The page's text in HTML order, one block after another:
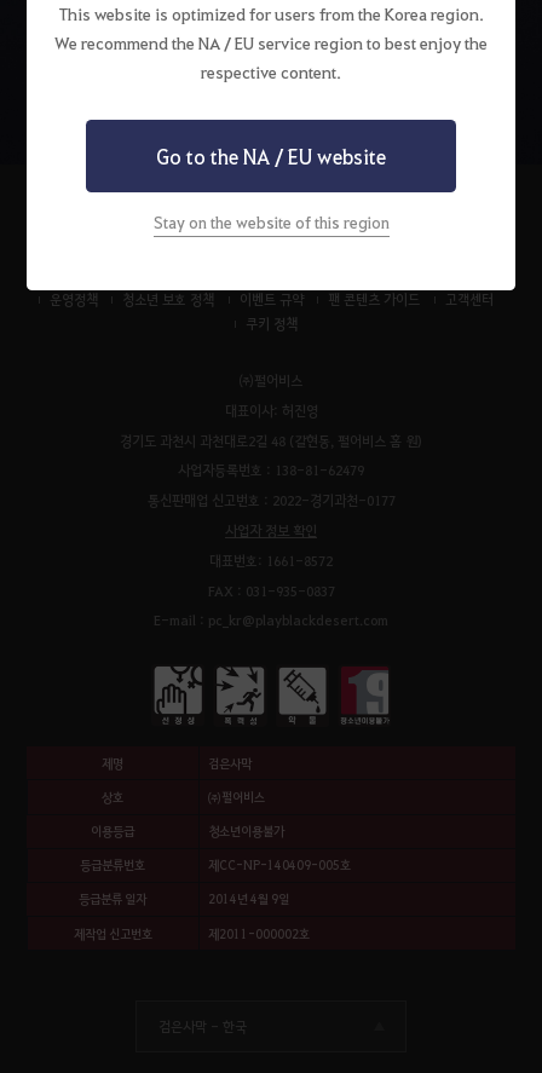
This website is optimized for users from the Korea region.
We recommend the NA / EU service region to best enjoy the
respective content.
Go to the NA / EU website
Stay on the website of this region
검
운영정책 청소년 보호 정책 이벤트 규약 팬 콘텐츠 가이드
고객센터
쿠키 정책
㈜펄어비스
대표이사: 허진영
경기도 과천시 과천대로2길 48 (갈현동, 펄어비스 홈 원)
사업자등록번호 : 138-81-62479
통신판매업 신고번호 : 2022-경기과천-0177
사업자 정보 확인
대표번호: 1661-8572
FAX : 031-935-0837
E-mail : pc_kr@playblackdesert.com
제명 검은사막
상호 ㈜펄어비스
이용등급 청소년이용불가
등급분류번호 제CC-NP-140409-005호
등급분류 일자 2014년 4월 9일
제작업 신고번호 제2011-000002호
검은사막 - 한국